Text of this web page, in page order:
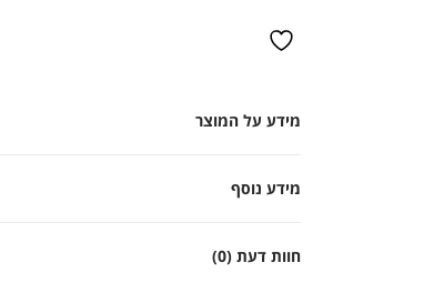
מידע על המוצר
מידע נוסף
חוות דעת (0)